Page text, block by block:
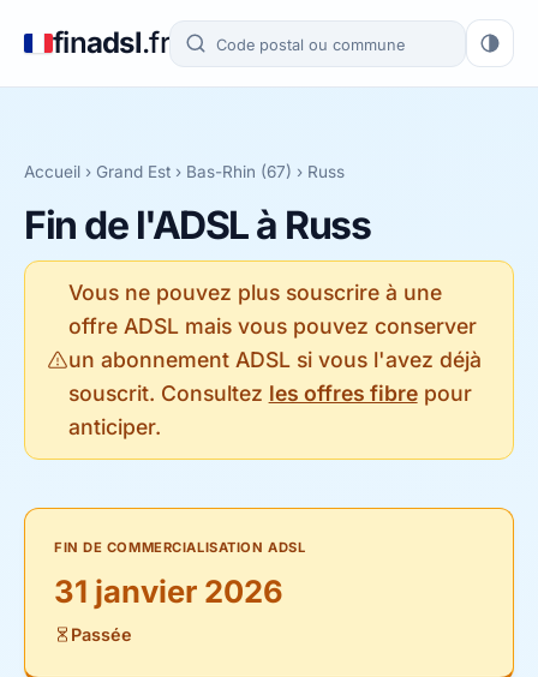
finadsl.fr
Accueil › Grand Est › Bas-Rhin (67) › Russ
Fin de l'ADSL à Russ
Vous ne pouvez plus souscrire à une
offre ADSL mais vous pouvez conserver
un abonnement ADSL si vous l'avez déjà
souscrit. Consultez les offres fibrepour
anticiper.
FIN DE COMMERCIALISATION ADSL
31 janvier 2026
Passée